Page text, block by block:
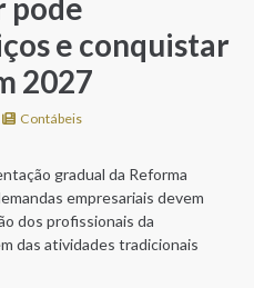
pode
e conquistar
2027
Contábeis
gradual da Reforma
empresariais devem
dos profissionais da
das atividades tradicionais